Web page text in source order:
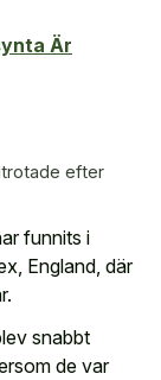
Är
efter
funnits i
England, där
snabbt
de var